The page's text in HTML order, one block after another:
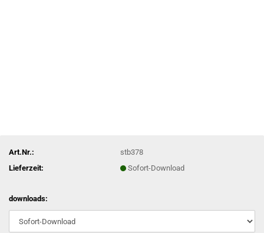
Art.Nr.:
stb378
Lieferzeit:
Sofort-Download
downloads: